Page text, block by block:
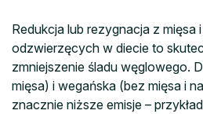
Redukcja lub rezygnacja z mięsa
odzwierzęcych w diecie to
zmniejszenie śladu węglowego.
mięsa) i wegańska (bez mięsa i
znacznie niższe emisje –